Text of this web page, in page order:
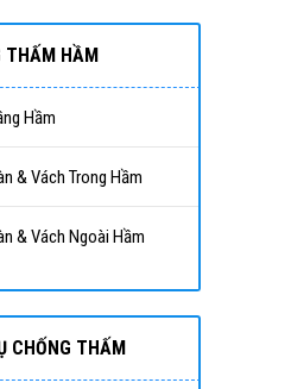
THẤM HẦM
Hầm
& Vách Trong Hầm
& Vách Ngoài Hầm
CHỐNG THẤM